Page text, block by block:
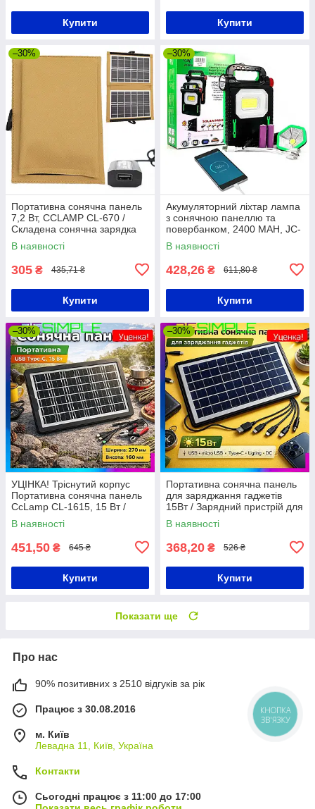
Купити Купити
–30%
Портативна сонячна панель
7,2 Вт, CCLAMP CL-670 /
Складена сонячна зарядка
для телефону
В наявності
305 ₴ 435,71 ₴
Купити
–30%
Акумуляторний ліхтар лампа
з сонячною панеллю та
повербанком, 2400 MAH, JC-
918 / Сонячна станція
В наявності
428,26 ₴ 611,80 ₴
Купити
–30%
УЦІНКА! Тріснутий корпус
Портативна сонячна панель
CcLamp CL-1615, 15 Вт /
Сонячна батарея для
підзаряджання пристроїв
В наявності
451,50 ₴ 645 ₴
Купити
–30%
Портативна сонячна панель
для заряджання гаджетів
15Вт / Зарядний пристрій для
телефону / Переносна
сонячна електростанція
В наявності
368,20 ₴ 526 ₴
Купити
Показати ще
Про нас
90% позитивних з 2510 відгуків за рік
Працює з 30.08.2016
м. Київ
Левадна 11, Київ, Україна
Контакти
Сьогодні працює з 11:00 до 17:00
КНОПКА
ЗВ'ЯЗКУ